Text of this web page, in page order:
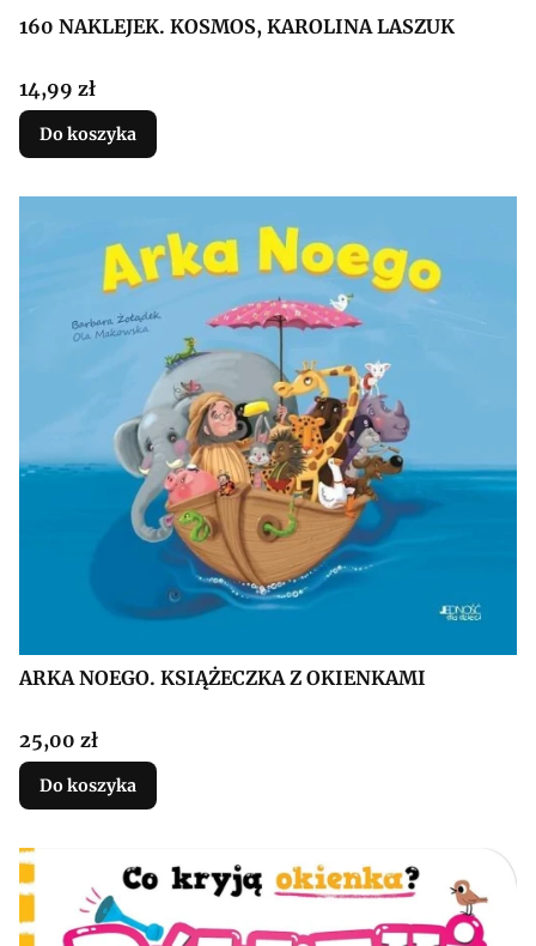
160 NAKLEJEK. KOSMOS, KAROLINA LASZUK
Cena
14,99 zł
Do koszyka
ARKA NOEGO. KSIĄŻECZKA Z OKIENKAMI
Cena
25,00 zł
Do koszyka